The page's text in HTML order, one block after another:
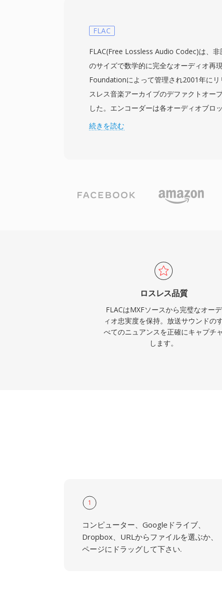
パラメータなどの制作情報を構造化され
ェーン全体を通じてコンテンツとともに
ェスト、編集、グラフィックス、プレイ
ム間を移動する際の情報損失リスクを低
は、シンプルな単一アイテムパッケージ
アイテムプレイリストまで、異なる複雑
ーショナルパターンシステムを使用して
FLAC
FLAC(Free Lossless Audio Codec)は、
のサイズで数学的に完全なオーディオ再
Foundationによって管理され2001年にリ
スレス音楽アーカイブのデファクトオー
した。エンコーダーは各オーディオブロ
モデル化し、その後、予測誤差の統計分
オ、Blu-rayプレーヤー、事実上すべての
リケーションがFLACをネイティブにデコ
に、デコード時に元の信号を完全にビッ
二に、Vorbisコメントとアルバムアート
がサイドカーファイルなしでライブラリ
ープンソースライセンスにより特許やロ
者やハードウェアベンダーの法的障壁を
続きを読む
ロスレス品質
FLACはMXFソースから完璧なオーデ
ィオ忠実度を保持。放送サウンドの
べてのニュアンスを正確にキャプチャ
します。
1
コンピューター、Googleドライブ、
Dropbox、URLからファイルを選ぶか、
ページにドラッグして下さい.